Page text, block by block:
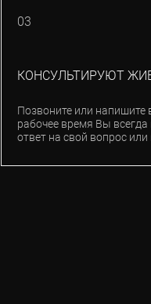
03
КОНСУЛЬТИРУЮТ
Позвоните или напишите
рабочее время Вы всегда
ответ на свой вопрос